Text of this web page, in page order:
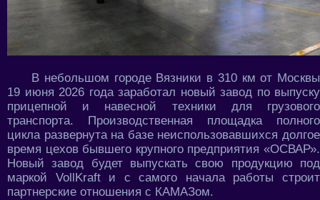
В небольшом городе Вязники в 310 км от Москвы
19 июня 2026 года заработал новый завод по выпуску
прицепной и навесной техники для грузового
транспорта. Производственная площадка полного
цикла развернута на базе неиспользовавшихся долгое
время цехов бывшего крупного предприятия «ОСВАР».
Новый завод будет выпускать свою продукцию под
маркой VollKraft и с самого начала работы строит
партнерские отношения с КАМАЗом.